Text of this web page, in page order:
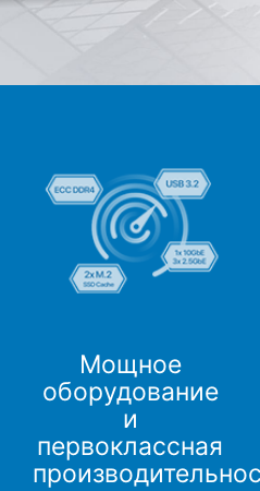
Мощное
оборудование
и
первоклассная